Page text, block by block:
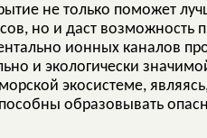
не только поможет
но и даст возможность
ионных каналов
и экологически
экосистеме,
образовывать